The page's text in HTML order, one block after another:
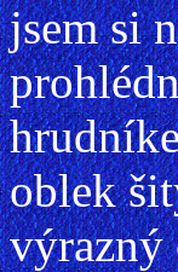
jsem si
oblek
výrazný